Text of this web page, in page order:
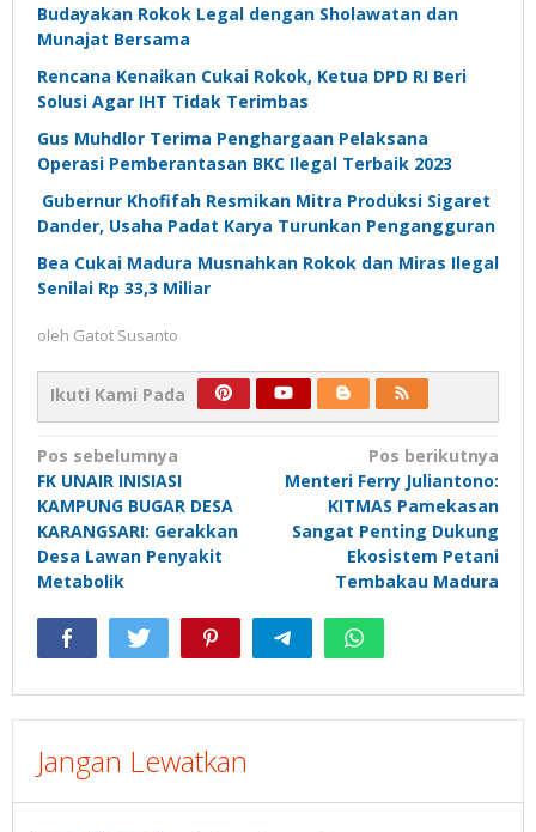
Budayakan Rokok Legal dengan Sholawatan dan
Munajat Bersama
Rencana Kenaikan Cukai Rokok, Ketua DPD RI Beri
Solusi Agar IHT Tidak Terimbas
Gus Muhdlor Terima Penghargaan Pelaksana
Operasi Pemberantasan BKC Ilegal Terbaik 2023
Gubernur Khofifah Resmikan Mitra Produksi Sigaret
Dander, Usaha Padat Karya Turunkan Pengangguran
Bea Cukai Madura Musnahkan Rokok dan Miras Ilegal
Senilai Rp 33,3 Miliar
oleh Gatot Susanto
Ikuti Kami Pada
Navigasi
pos
Pos sebelumnya
FK UNAIR INISIASI
KAMPUNG BUGAR DESA
KARANGSARI: Gerakkan
Desa Lawan Penyakit
Metabolik
Pos berikutnya
Menteri Ferry Juliantono:
KITMAS Pamekasan
Sangat Penting Dukung
Ekosistem Petani
Tembakau Madura
Jangan Lewatkan